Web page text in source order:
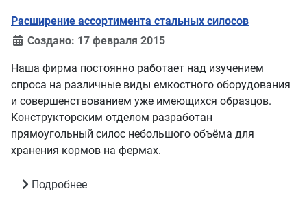
Расширение ассортимента стальных силосов
Создано: 17 февраля 2015
Наша фирма постоянно работает над изучением
спроса на различные виды емкостного оборудования
и совершенствованием уже имеющихся образцов.
Конструкторским отделом разработан
прямоугольный силос небольшого объёма для
хранения кормов на фермах.
Подробнее